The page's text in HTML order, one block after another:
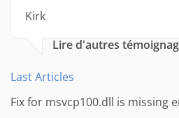
Kirk
Lire d'autres
Last Articles
Fix for msvcp100.dll is missing